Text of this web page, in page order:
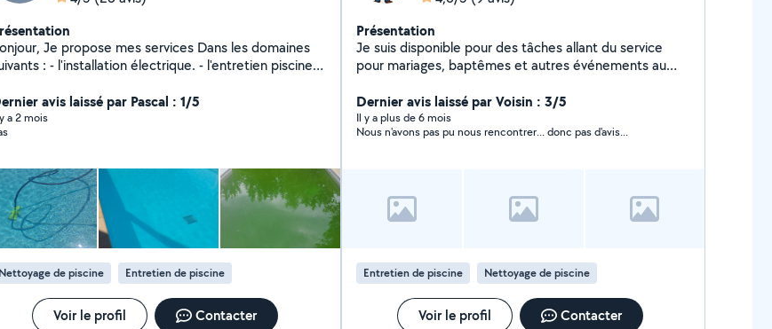
propose mes services Dans les domaines
l'installation électrique. - l'entretien piscine.
chacun.avis laissé par Pascal : 1/5
a 2 mois
Nettoyage de piscine Entretien de piscine
Voir le profil Contacter
Présentation
Je suis disponible pour des tâches allant du service
pour mariages, baptêmes et autres événements au
tracas de la vie de tous les jours. Propriétaire d'une
maison avec Piscine, nous louons celle-ci pour les
particuliers. Après midi fraîcheur, soirées entre amis,
Dernier avis laissé par Voisin : 3/5
Il y a plus de 6 mois
Nous n'avons pas pu nous rencontrer... donc pas d'avis...
Entretien de piscine Nettoyage de piscine
Voir le profil Contacter